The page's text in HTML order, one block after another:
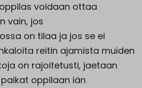
voidaan ottaa
vain, jos
on tilaa ja jos se ei
reitin ajamista muiden
on rajoitetusti, jaetaan
oppilaan iän